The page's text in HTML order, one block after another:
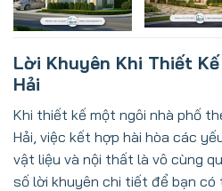
Lời Khuyên Khi Thiết
Hải
Khi thiết kế một ngôi nhà phố
Hải, việc kết hợp hài hòa các
vật liệu và nội thất là vô cùng
số lời khuyên chi tiết để bạn có